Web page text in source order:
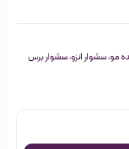
مو،سشوار انزو،سشوار برس